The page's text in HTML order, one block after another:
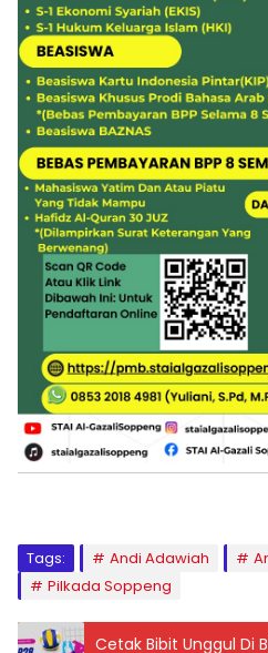
Tags: Andi Adawiah
Pilkada Soppeng
Cetak Bibit Unggul Di